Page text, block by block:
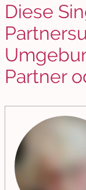
Diese
Partner